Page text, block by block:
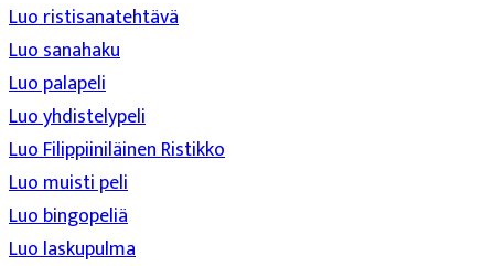
Luo ristisanatehtävä
Luo sanahaku
Luo palapeli
Luo yhdistelypeli
Luo Filippiiniläinen Ristikko
Luo muisti peli
Luo bingopeliä
Luo laskupulma